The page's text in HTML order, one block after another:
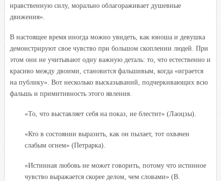
нравственную силу, морально облагораживает душевные
движения».
В настоящее время иногда можно увидеть, как юноша и девушка
демонстрируют свое чувство при большом скоплении людей. При
этом они не учитывают одну важную деталь: то, что естественно и
красиво между двоими, становится фальшивым, когда «играется
на публику». Вот несколько высказываний, подчеркивающих всю
фальшь и примитивность этого явления.
«То, что выставляет себя на показ, не блестит» (Лаоцзы).
«Кто в состоянии выразить, как он пылает, тот охвачен
слабым огнем» (Петрарка).
«Истинная любовь не может говорить, потому что истинное
чувство выражается скорее делом, чем словами» (В.